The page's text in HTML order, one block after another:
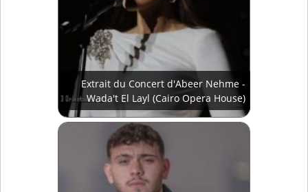
Extrait du Concert d'Abeer Nehme -
Wada't El Layl (Cairo Opera House)